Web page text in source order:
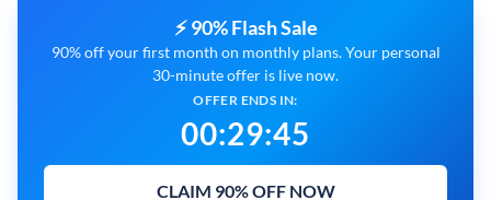
⚡ 90% Flash Sale
90% off your first month on monthly plans. Your personal
30-minute offer is live now.
OFFER ENDS IN:
00:29:44
CLAIM 90% OFF NOW